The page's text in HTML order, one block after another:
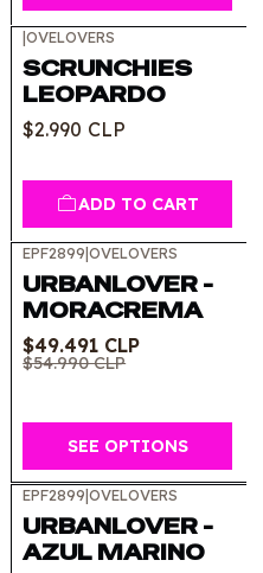
|OVELOVERS
SCRUNCHIES
LEOPARDO
$2.990 CLP
ADD TO CART
OFF
EPF2899|OVELOVERS
URBANLOVER -
MORACREMA
$49.491 CLP
$54.990 CLP
SEE OPTIONS
OFF
Out of stock
EPF2899|OVELOVERS
URBANLOVER -
AZUL MARINO